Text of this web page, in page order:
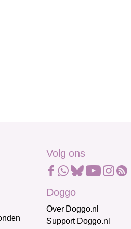
Volg ons
Doggo
Over Doggo.nl
Support Doggo.nl